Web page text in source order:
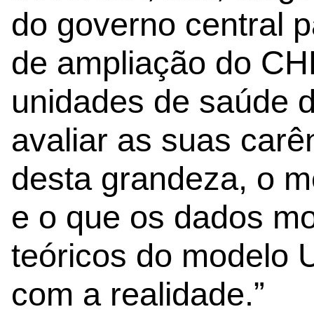
do governo central
de ampliação do
unidades de saúde
avaliar as suas
desta grandeza, o
e o que os dados
teóricos do modelo
com a realidade.”